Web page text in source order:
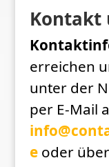
Kontakt
erreichen
unter der
per E-Mail
eoder